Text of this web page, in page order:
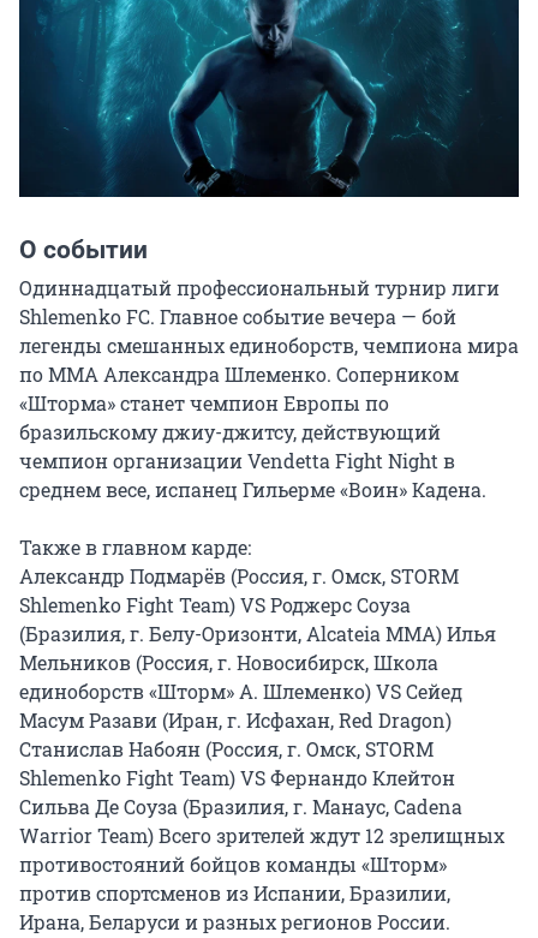
О событии
Одиннадцатый профессиональный турнир лиги
Shlemenko FC. Главное событие вечера — бой
легенды смешанных единоборств, чемпиона мира
по ММА Александра Шлеменко. Соперником
«Шторма» станет чемпион Европы по
бразильскому джиу-джитсу, действующий
чемпион организации Vendetta Fight Night в
среднем весе, испанец Гильерме «Воин» Кадена.
Также в главном карде:
Александр Подмарëв (Россия, г. Омск, STORM
Shlemenko Fight Team) VS Роджерс Соуза
(Бразилия, г. Белу-Оризонти, Alcateia MMA) Илья
Мельников (Россия, г. Новосибирск, Школа
единоборств «Шторм» А. Шлеменко) VS Сейед
Масум Разави (Иран, г. Исфахан, Red Dragon)
Станислав Набоян (Россия, г. Омск, STORM
Shlemenko Fight Team) VS Фернандо Клейтон
Сильва Де Сoуза (Бразилия, г. Манаус, Cadena
Warrior Team) Всего зрителей ждут 12 зрелищных
противостояний бойцов команды «Шторм»
против спортсменов из Испании, Бразилии,
Ирана, Беларуси и разных регионов России.